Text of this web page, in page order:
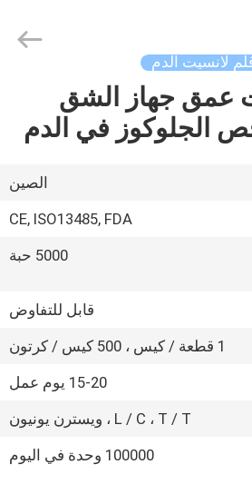
لانسيت الدم
عمق جهاز الشق
الجلوكوز في الدم
الصين
CE, ISO13485, FDA
5000 حبة
قابل للتفاوض
1 قطعة / كيس ، 500 كيس / كرتون
15-20 يوم عمل
L / C ، T / T ، ويسترن يونيون
100000 وحدة في اليوم